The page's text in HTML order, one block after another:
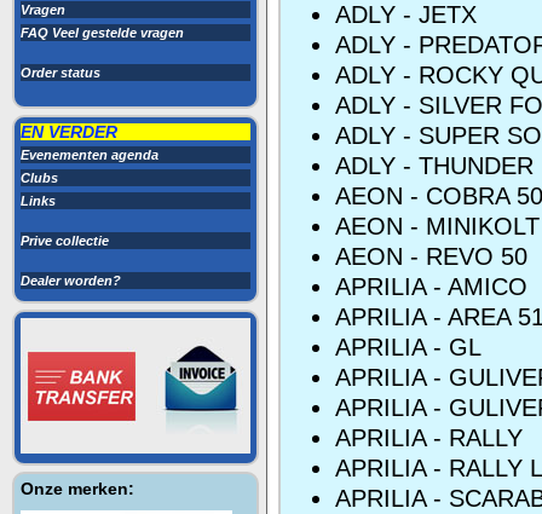
Vragen
FAQ Veel gestelde vragen
Order status
EN VERDER
Evenementen agenda
Clubs
Links
Prive collectie
Dealer worden?
Onze merken:
ADLY - JETX
ADLY -
ADLY - ROCKY
ADLY - SILVER
ADLY - SUPER
ADLY - THUNDER
AEON - COBRA 50
AEON -
AEON - REVO 50
APRILIA - AMICO
APRILIA - AREA
APRILIA - GL
APRILIA -
APRILIA -
APRILIA - RALLY
APRILIA - RALLY
APRILIA -